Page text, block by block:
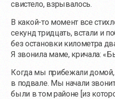
свистело, взрывалось.
В какой-томомент все
секунд тридцать, встали и
без остановки километра
Я звонила маме, кричала:
Когда мы прибежали
в подвале. Мы начали
были в том районе [из